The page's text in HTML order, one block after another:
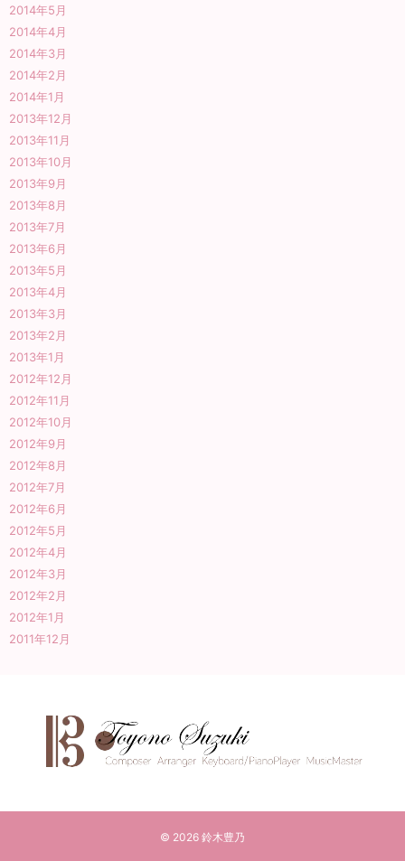
2014年5月
2014年4月
2014年3月
2014年2月
2014年1月
2013年12月
2013年11月
2013年10月
2013年9月
2013年8月
2013年7月
2013年6月
2013年5月
2013年4月
2013年3月
2013年2月
2013年1月
2012年12月
2012年11月
2012年10月
2012年9月
2012年8月
2012年7月
2012年6月
2012年5月
2012年4月
2012年3月
2012年2月
2012年1月
2011年12月
© 2026 鈴木豊乃